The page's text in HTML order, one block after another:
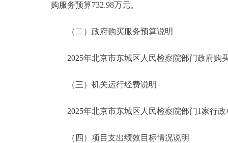
购服务预算732.98万元。
（二）政府购买服务预算说明
2025年北京市东城区人民检察院部门政府购
（三）机关运行经费说明
2025年北京市东城区人民检察院部门1家行政
（四）项目支出绩效目标情况说明